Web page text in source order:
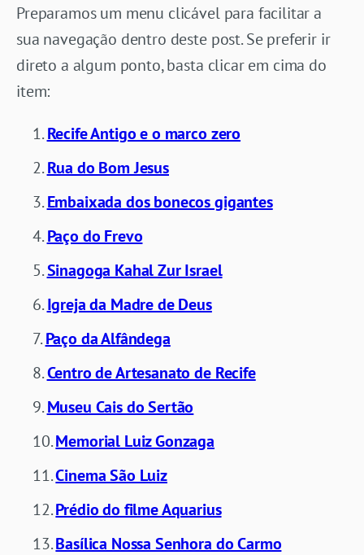
Preparamos um menu clicável para facilitar a
sua navegação dentro deste post. Se preferir ir
direto a algum ponto, basta clicar em cima do
item:
Recife Antigo e o marco zero
Rua do Bom Jesus
Embaixada dos bonecos gigantes
Paço do Frevo
Sinagoga Kahal Zur Israel
Igreja da Madre de Deus
Paço da Alfândega
Centro de Artesanato de Recife
Museu Cais do Sertão
Memorial Luiz Gonzaga
Cinema São Luiz
Prédio do filme Aquarius
Basílica Nossa Senhora do Carmo